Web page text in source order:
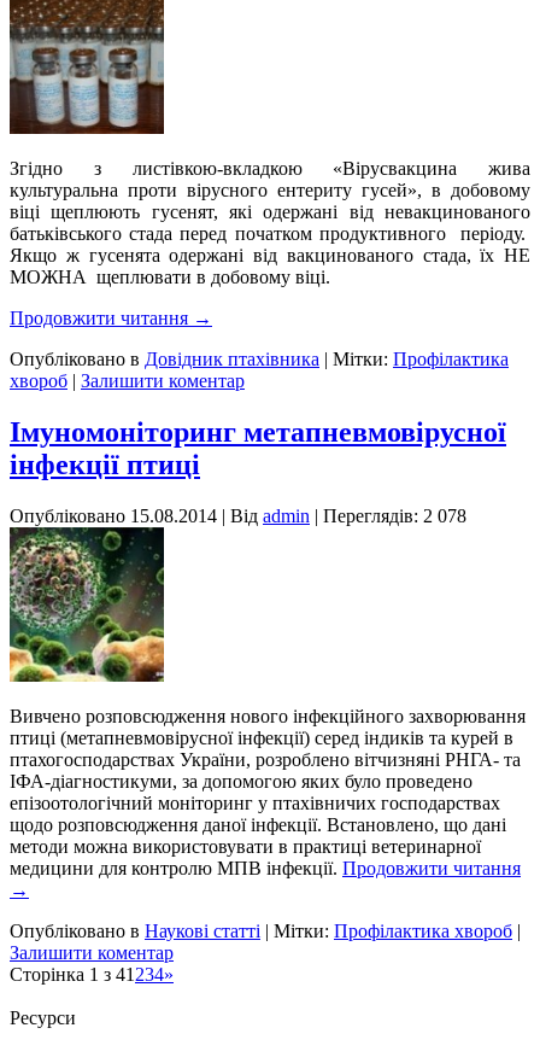
Згідно з листівкою-вкладкою «Вірусвакцина жива
культуральна проти вірусного ентериту гусей», в добовому
віці щеплюють гусенят, які одержані від невакцинованого
батьківського стада перед початком продуктивного періоду.
Якщо ж гусенята одержані від вакцинованого стада, їх НЕ
МОЖНА щеплювати в добовому віці.
Продовжити читання →
Опубліковано в Довідник птахівника | Мітки: Профілактика
хвороб | Залишити коментар
Імуномоніторинг метапневмовірусної
інфекції птиці
Опубліковано 15.08.2014 | Від admin | Переглядів: 2 078
Вивчено розповсюдження нового інфекційного захворювання
птиці (метапневмовірусної інфекції) серед індиків та курей в
птахогосподарствах України, розроблено вітчизняні РНГА- та
ІФА-діагностикуми, за допомогою яких було проведено
епізоотологічний моніторинг у птахівничих господарствах
щодо розповсюдження даної інфекції. Встановлено, що дані
методи можна використовувати в практиці ветеринарної
медицини для контролю МПВ інфекції. Продовжити читання
→
Опубліковано в Наукові статті | Мітки: Профілактика хвороб |
Залишити коментар
Сторінка 1 з 41 234»
Ресурси